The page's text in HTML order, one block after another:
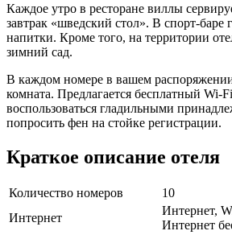
Каждое утро в ресторане виллы
завтрак «шведский стол». В спорт-баре
напитки. Кроме того, на территории
зимний сад.
В каждом номере в вашем
комната. Предлагается бесплатный Wi-
воспользоваться гладильными
попросить фен на стойке регистрации.
Краткое описание отеля
Количество номеров
10
Интернет
Интернет,
Интернет